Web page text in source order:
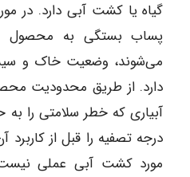
گیاه یا کشت آبی دارد. در
پساب بستگی به محصول
می‌شوند، وضعیت خاک و
دارد. از طریق محدودیت
آبیاری که خطر سلامتی را
درجه تصفیه را قبل از
مورد کشت آبی عملی نیست